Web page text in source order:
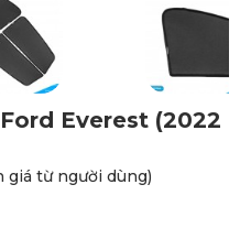
Everest (2022
giá từ người dùng)